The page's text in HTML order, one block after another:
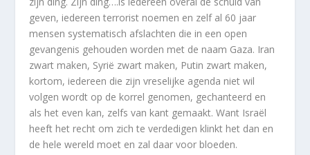
geven, iedereen terrorist noemen en zelf al 60 jaar
mensen systematisch afslachten die in een open
gevangenis gehouden worden met de naam Gaza. Iran
zwart maken, Syrië zwart maken, Putin zwart maken,
kortom, iedereen die zijn vreselijke agenda niet wil
volgen wordt op de korrel genomen, gechanteerd en
als het even kan, zelfs van kant gemaakt. Want Israël
heeft het recht om zich te verdedigen klinkt het dan en
de hele wereld moet en zal daar voor bloeden.